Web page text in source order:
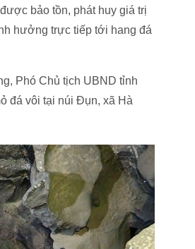
bảo tồn, phát huy giá trị
hưởng trực tiếp tới hang đá
Phó Chủ tịch UBND tỉnh
đá vôi tại núi Đụn, xã Hà